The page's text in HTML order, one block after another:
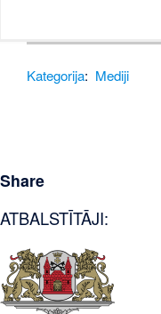
Kategorija: Mediji
Share
ATBALSTĪTĀJI: